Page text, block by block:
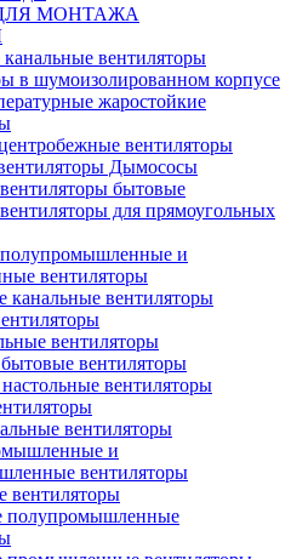
МОНТАЖА
вентиляторы
в шумоизолированном корпусе
жаростойкие
вентиляторы
Дымососы
бытовые
для прямоугольных
и
вентиляторы
канальные вентиляторы
вентиляторы
вентиляторы
вентиляторы
вентиляторы
и
вентиляторы
вентиляторы
полупромышленные